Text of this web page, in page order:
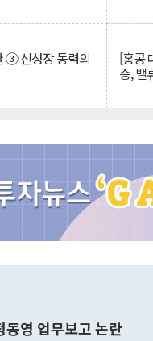
③ 신성장 동력의 [홍콩
승, 밸
동영 업무보고 논란